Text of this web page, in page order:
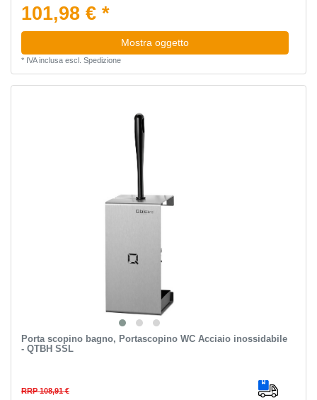
101,98 € *
Mostra oggetto
* IVA inclusaescl. Spedizione
Porta scopino bagno, Portascopino WC Acciaio inossidabile
- QTBH SSL
RRP 108,91 €